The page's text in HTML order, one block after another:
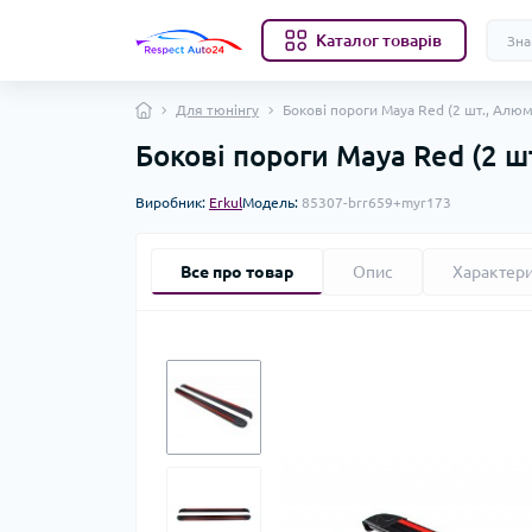
Каталог товарів
Для тюнінгу Бокові пороги Maya Red (2 шт.,
Бокові пороги Maya Red (2
Виробник: ErkulМодель: 85307-brr659+myr173
Все про товар Опис